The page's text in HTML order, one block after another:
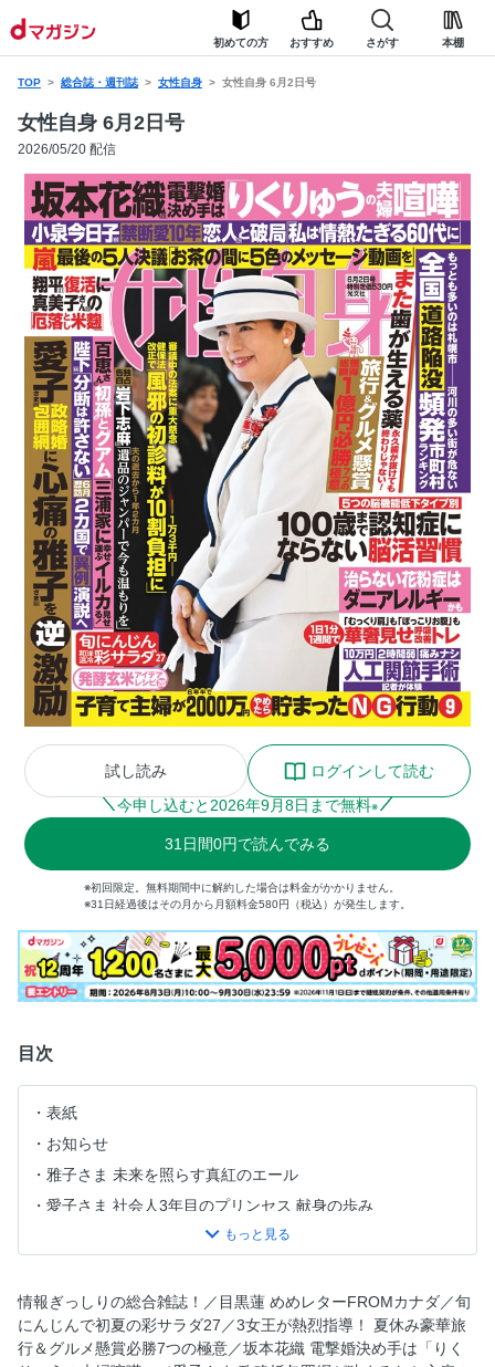
初めての方 おすすめ さがす 本棚
TOP 総合誌・週刊誌 女性自身 女性自身 6月2日号
女性自身 6月2日号
2026/05/20 配信
試し読み
ログインして読む
今申し込むと 2026年9月8日まで無料※
31 日間0円で読んでみる
※初回限定。無料期間中に解約した場合は料金がかかりません。
※31日経過後はその月から月額料金580円（税込）が発生します。
目次
表紙
お知らせ
雅子さま 未来を照らす真紅のエール
愛子さま 社会人3年目のプリンセス 献身の歩み
大谷翔平 3歳バースデーは隠れデコピンと一緒に
ホッキョクグマ モモ太 秘蔵すくすく成長録
旬にんじんで初夏の彩サラダ27
3女王が熱烈指導！ 夏休み豪華旅行＆グルメ懸賞必勝7つの
情報ぎっしりの総合雑誌！／目黒蓮 めめレターFROMカナダ／旬
にんじんで初夏の彩サラダ27／3女王が熱烈指導！ 夏休み豪華旅
行＆グルメ懸賞必勝7つの極意／坂本花織 電撃婚決め手は「りく